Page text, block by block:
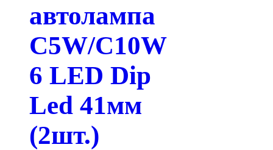
автолампа
C5W/C10W
6 LED Dip
Led 41мм
(2шт.)